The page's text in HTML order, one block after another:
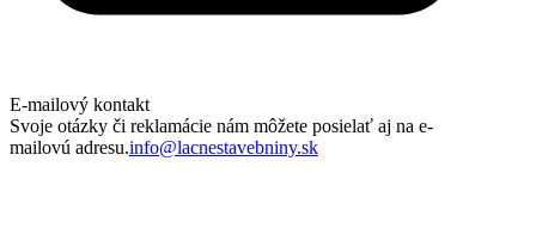
E-mailový kontakt
Svoje otázky či reklamácie nám môžete posielať aj na e-
mailovú adresu.info@lacnestavebniny.sk